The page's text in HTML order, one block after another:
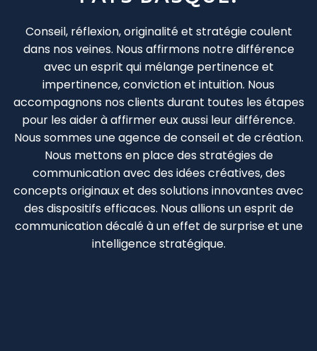
Conseil, réflexion, originalité et stratégie coulent
dans nos veines. Nous affirmons notre différence
avec un esprit qui mélange pertinence et
impertinence, conviction et intuition. Nous
accompagnons nos clients durant toutes les étapes
pour les aider à affirmer eux aussi leur différence.
Nous sommes une agence de conseil et de création.
Nous mettons en place des stratégies de
communication avec des idées créatives, des
concepts originaux et des solutions innovantes avec
des dispositifs efficaces. Nous allions un esprit de
communication décalé à un effet de surprise et une
intelligence stratégique.